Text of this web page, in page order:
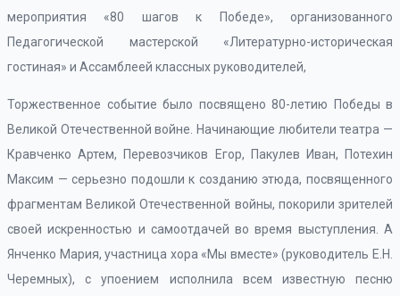
мероприятия «80 шагов к Победе», организованного
Педагогической мастерской «Литературно-историческая
гостиная» и Ассамблеей классных руководителей,
Торжественное событие было посвящено 80-летию Победы в
Великой Отечественной войне. Начинающие любители театра —
Кравченко Артем, Перевозчиков Егор, Пакулев Иван, Потехин
Максим — серьезно подошли к созданию этюда, посвященного
фрагментам Великой Отечественной войны, покорили зрителей
своей искренностью и самоотдачей во время выступления. А
Янченко Мария, участница хора «Мы вместе» (руководитель Е.Н.
Черемных), с упоением исполнила всем известную песню